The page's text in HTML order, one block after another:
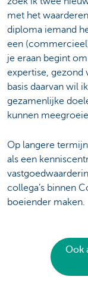
met het
diploma iemand
een
je eraan begint
expertise, gezond
basis daarvan wil
gezamenlijke
kunnen
Op langere
als een
collega’s binnen
boeiender maken.
Ook